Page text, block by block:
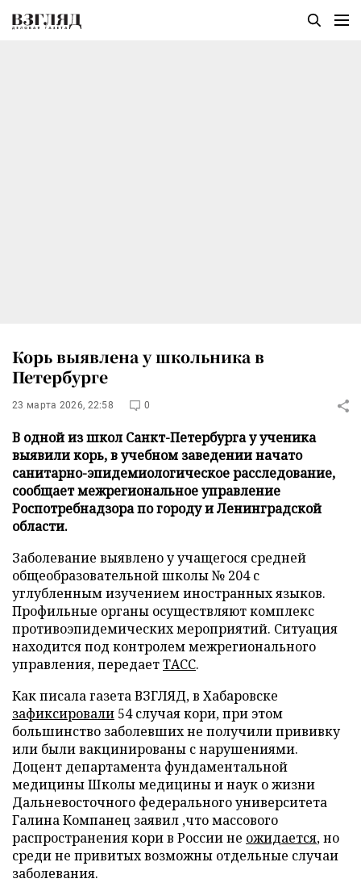
Корь выявлена у школьника в
Петербурге
23 марта 2026, 22:58 0
В одной из школ Санкт-Петербурга у ученика
выявили корь, в учебном заведении начато
санитарно-эпидемиологическое расследование,
сообщает межрегиональное управление
Роспотребнадзора по городу и Ленинградской
области.
Заболевание выявлено у учащегося средней
общеобразовательной школы № 204 с
углубленным изучением иностранных языков.
Профильные органы осуществляют комплекс
противоэпидемических мероприятий. Ситуация
находится под контролем межрегионального
управления, передаетТАСС.
Как писала газета ВЗГЛЯД, в Хабаровске
зафиксировали 54 случая кори, при этом
большинство заболевших не получили прививку
или были вакцинированы с нарушениями.
Доцент департамента фундаментальной
медицины Школы медицины и наук о жизни
Дальневосточного федерального университета
Галина Компанец заявил ,что массового
распространения кори в России не ожидается, но
среди не привитых возможны отдельные случаи
заболевания.